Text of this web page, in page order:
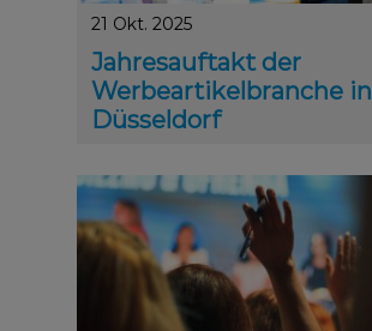
21 Okt. 2025
Jahresauftakt der
Werbeartikelbranche in
Düsseldorf